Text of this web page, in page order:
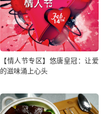
【情人节专区】悠唐皇冠：让爱
的滋味涌上心头